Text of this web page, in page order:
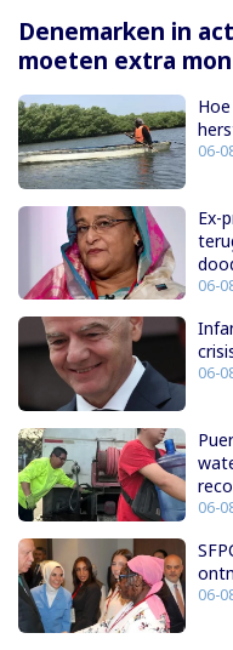
Denemarken in
moeten extra
06-
Ex-
06-
06-
06-
06-